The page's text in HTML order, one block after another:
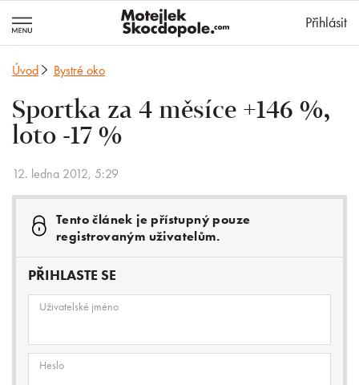
Přihlásit
Úvod Bystré oko
Sportka za 4 měsíce +146 %,
loto -17 %
12. ledna 2012, 5:29
Tento článek je přístupný pouze
registrovaným uživatelům.
PŘIHLASTE SE
Uživatelské jméno
Heslo